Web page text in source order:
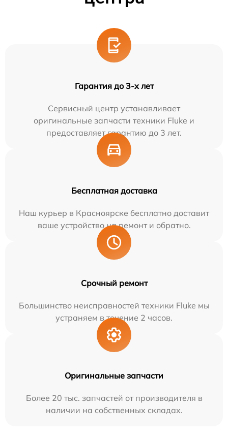
Гарантия до 3-х лет
Сервисный центр устанавливает
оригинальные запчасти техники Fluke и
предоставляет гарантию до 3 лет.
Бесплатная доставка
Наш курьер в Красноярске бесплатно доставит
ваше устройство на ремонт и обратно.
Срочный ремонт
Большинство неисправностей техники Fluke мы
устраняем в течение 2 часов.
Оригинальные запчасти
Более 20 тыс. запчастей от производителя в
наличии на собственных складах.